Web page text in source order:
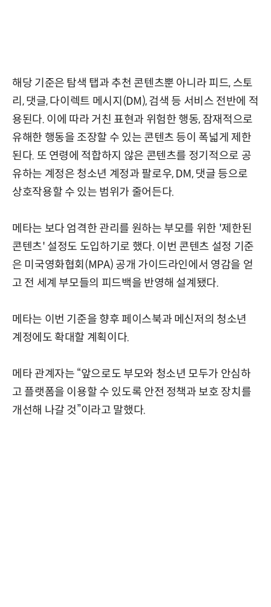
해당 기준은 탐색 탭과 추천 콘텐츠뿐 아니라 피드, 스토
리, 댓글, 다이렉트 메시지(DM), 검색 등 서비스 전반에 적
용된다. 이에 따라 거친 표현과 위험한 행동, 잠재적으로
유해한 행동을 조장할 수 있는 콘텐츠 등이 폭넓게 제한
된다. 또 연령에 적합하지 않은 콘텐츠를 정기적으로 공
유하는 계정은 청소년 계정과 팔로우, DM, 댓글 등으로
상호작용할 수 있는 범위가 줄어든다.
메타는 보다 엄격한 관리를 원하는 부모를 위한 '제한된
콘텐츠' 설정도 도입하기로 했다. 이번 콘텐츠 설정 기준
은 미국영화협회(MPA) 공개 가이드라인에서 영감을 얻
고 전 세계 부모들의 피드백을 반영해 설계됐다.
메타는 이번 기준을 향후 페이스북과 메신저의 청소년
계정에도 확대할 계획이다.
메타 관계자는 “앞으로도 부모와 청소년 모두가 안심하
고 플랫폼을 이용할 수 있도록 안전 정책과 보호 장치를
개선해 나갈 것”이라고 말했다.